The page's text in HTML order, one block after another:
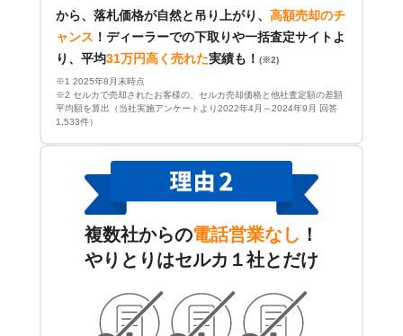
から、落札価格が自然と吊り上がり、 高額売却のチ
ャンス ！ ディーラーでの下取りや一括査定サイトよ
り、平均31万円高く売れた実績も！ (※2)
※1 2025年8月末時点
※2 セルカで売却されたお客様の、セルカ売却価格と他社査定額の差額
平均額を算出（当社実施アンケートより2022年4月～2024年9月 回答
1,533件）
複数社からの電話営業なし ！
やりとりはセルカ１社とだけ